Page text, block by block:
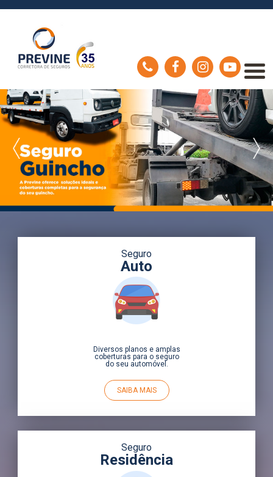
Seguro
Auto
Diversos planos e amplas
coberturas para o seguro
do seu automóvel.
SAIBA MAIS
Seguro
Residência